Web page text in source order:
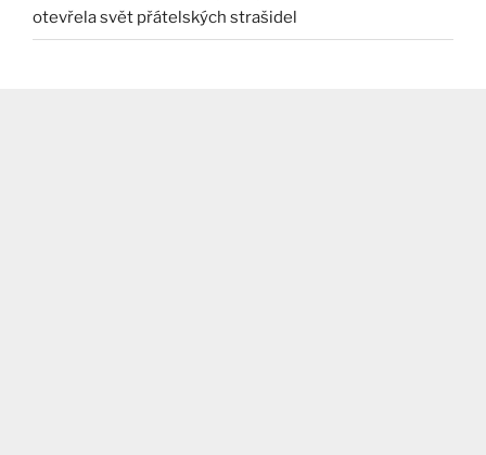
otevřela svět přátelských strašidel